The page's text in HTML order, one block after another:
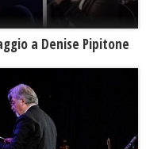
a Denise Pipitone